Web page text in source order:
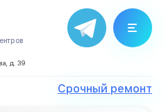
д. 39
Срочный ремонт